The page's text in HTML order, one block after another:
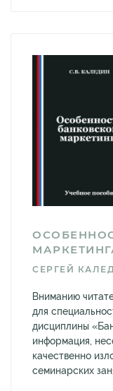
СЕРГЕЙ
Вниманию
для
дисциплины
информация,
качественно
семинарских